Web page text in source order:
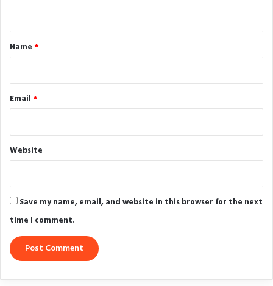
*
Name *
Email *
Website
Save my name, email, and website in this browser for the next
time I comment.